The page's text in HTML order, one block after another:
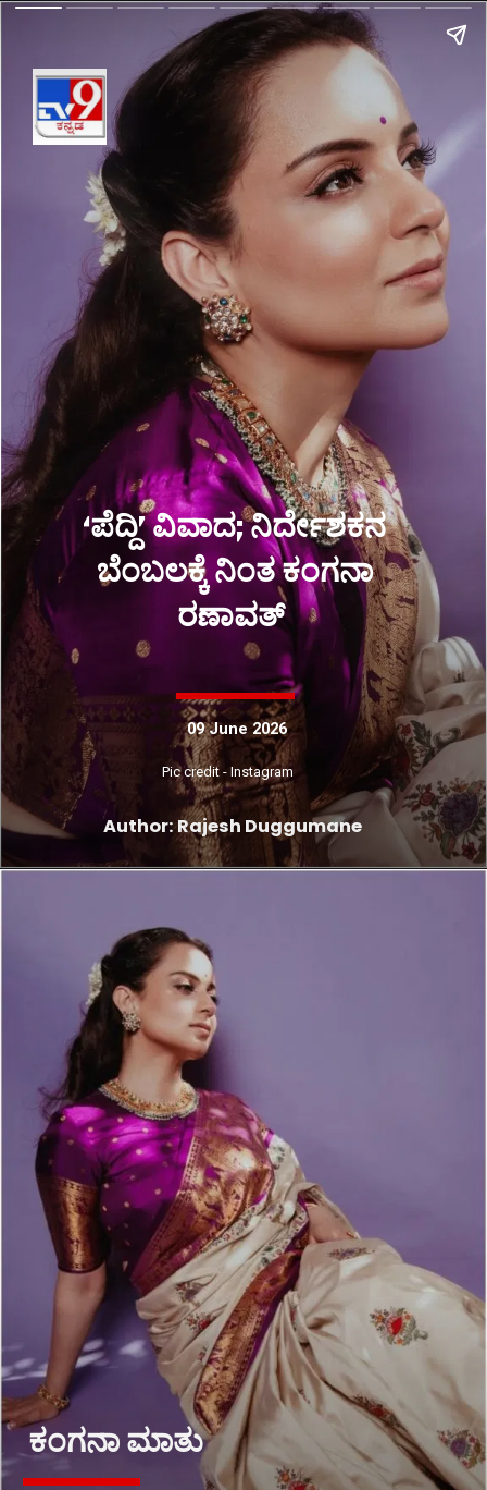
Pic credit - Instagram
Author: Rajesh Duggumane
‘ಪೆದ್ದಿ’ ವಿವಾದ; ನಿರ್ದೇಶಕನ
ಬೆಂಬಲಕ್ಕೆ ನಿಂತ ಕಂಗನಾ
ರಣಾವತ್
09 June 2026
ಕಂಗನಾ ಮಾತು